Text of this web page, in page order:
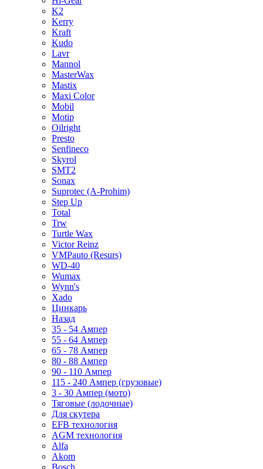
K2
Kerry
Kraft
Kudo
Lavr
Mannol
MasterWax
Mastix
Maxi Color
Mobil
Motip
Oilright
Presto
Senfineco
Skyrol
SMT2
Sonax
Suprotec (A-Prohim)
Step Up
Total
Trw
Turtle Wax
Victor Reinz
VMPauto (Resurs)
WD-40
Wumax
Wynn's
Xado
Цинкарь
Назад
35 - 54 Ампер
55 - 64 Ампер
65 - 78 Ампер
80 - 88 Ампер
90 - 110 Ампер
115 - 240 Ампер (грузовые)
3 - 30 Ампер (мото)
Тяговые (лодочные)
Для скутера
EFB технология
AGM технология
Alfa
Akom
Bosch